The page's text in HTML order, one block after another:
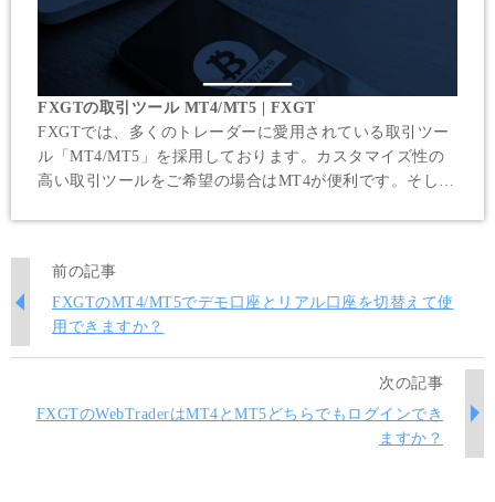
FXGTの取引ツール MT4/MT5 | FXGT
FXGTでは、多くのトレーダーに愛用されている取引ツー
ル「MT4/MT5」を採用しております。カスタマイズ性の
高い取引ツールをご希望の場合はMT4が便利です。そし
前の記事
FXGTのMT4/MT5でデモ口座とリアル口座を切替えて使
用できますか？
次の記事
FXGTのWebTraderはMT4とMT5どちらでもログインでき
ますか？